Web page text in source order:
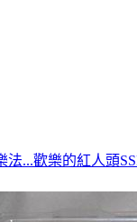
法...歡樂的紅人頭